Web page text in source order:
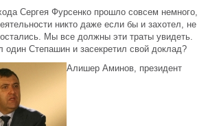
Сергея Фурсенко прошло совсем немного,
никто даже если бы и захотел, не
Мы все должны эти траты увидеть.
один Степашин и засекретил свой доклад?
Алишер Аминов, президент